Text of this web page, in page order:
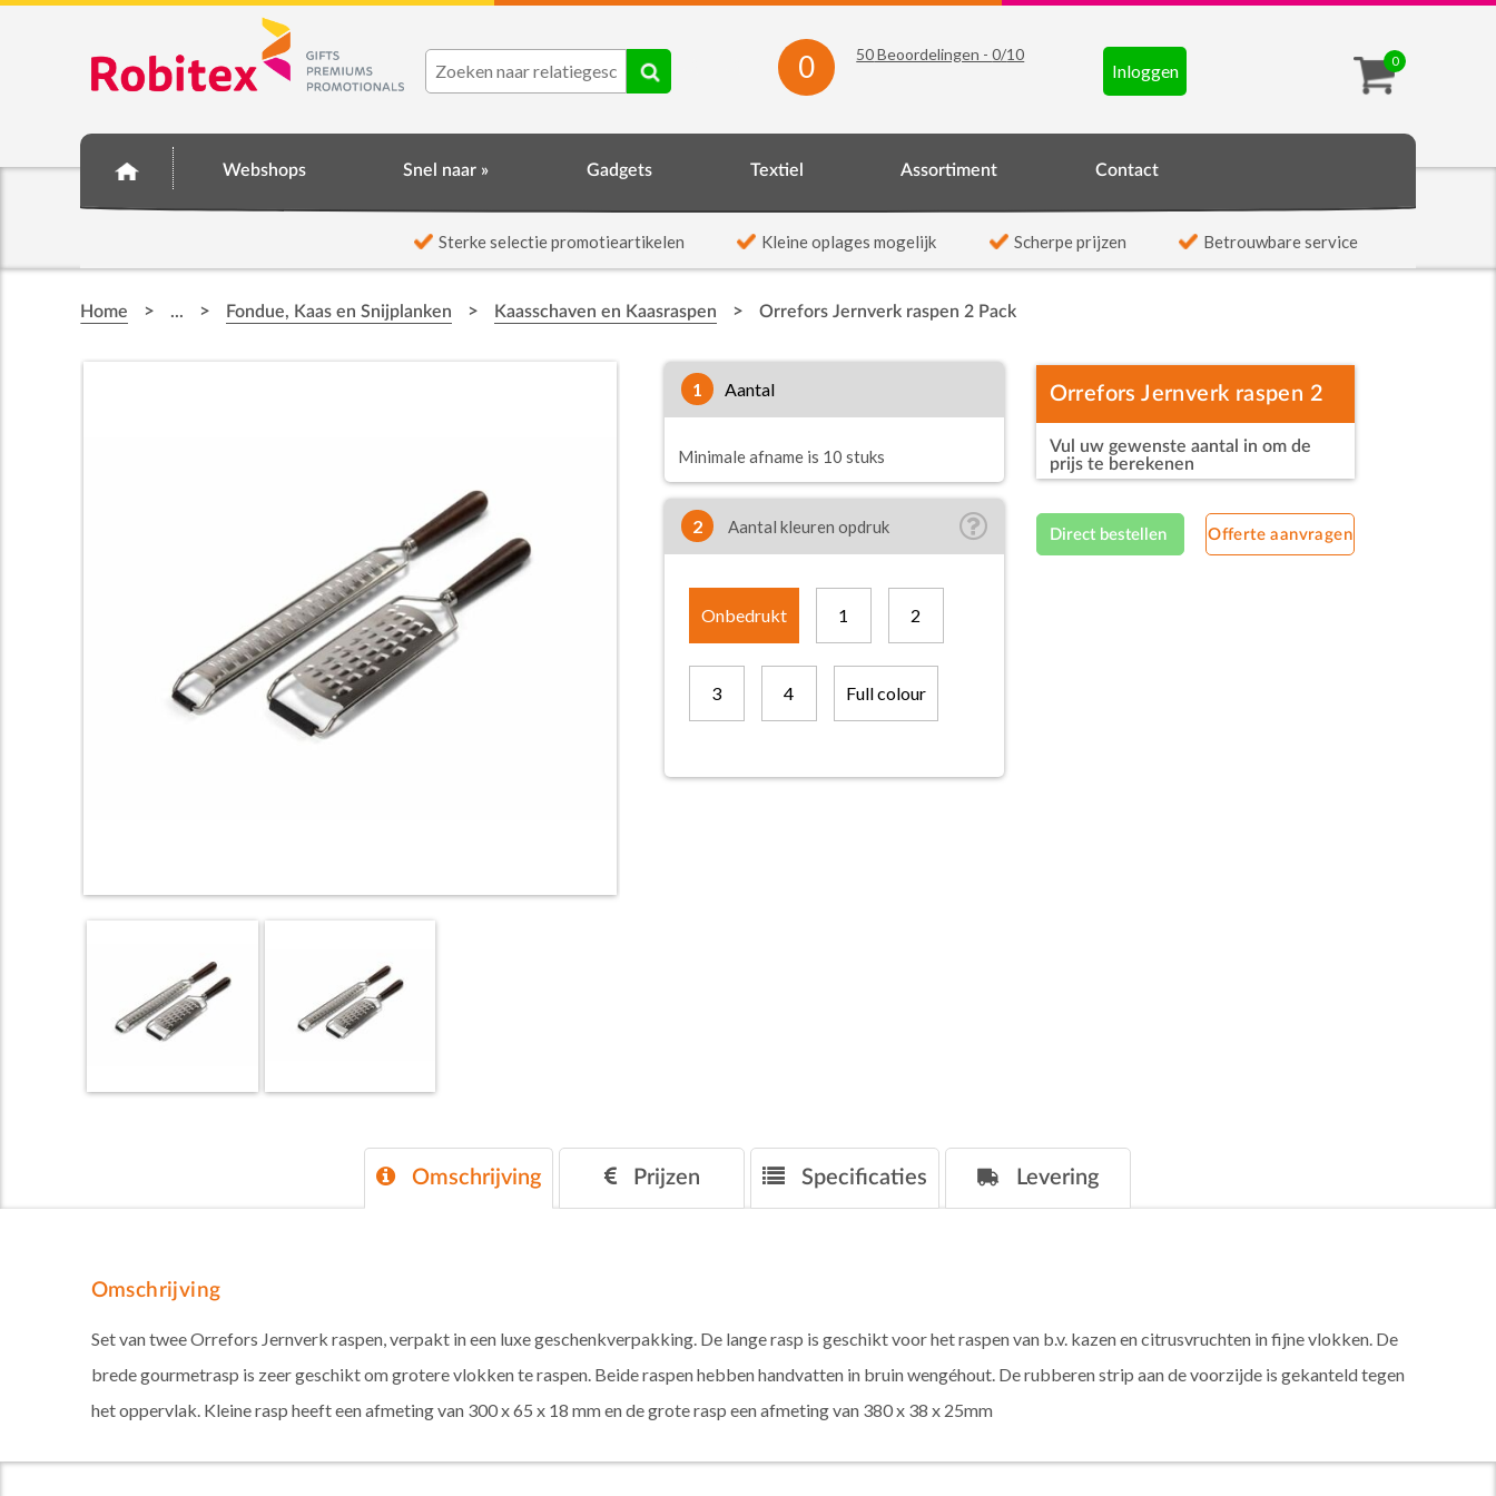
0
Inloggen
0 50Beoordelingen -0/10
Webshops Snel naar » Gadgets Textiel Assortiment Contact
Sterke selectie promotieartikelen Kleine oplages mogelijk Scherpe prijzen Betrouwbare service
Home > ... > Fondue, Kaas en Snijplanken > Kaasschaven en Kaasraspen > Orrefors Jernverk raspen 2 Pack
1 aantal
Minimale afname is 10 stuks
2 Aantal kleuren opdruk
Onbedrukt 1 2
3 4 Full colour
Orrefors Jernverk raspen 2
Pack
Vul uw gewenste aantal in om de
prijs te berekenen
Direct bestellen Offerte aanvragen
Omschrijving Prijzen Specificaties Levering
Omschrijving
Set van twee Orrefors Jernverk raspen, verpakt in een luxe geschenkverpakking. De lange rasp is geschikt voor het raspen van b.v. kazen en citrusvruchten in fijne vlokken. De
brede gourmetrasp is zeer geschikt om grotere vlokken te raspen. Beide raspen hebben handvatten in bruin wengéhout. De rubberen strip aan de voorzijde is gekanteld tegen
het oppervlak. Kleine rasp heeft een afmeting van 300 x 65 x 18 mm en de grote rasp een afmeting van 380 x 38 x 25mm